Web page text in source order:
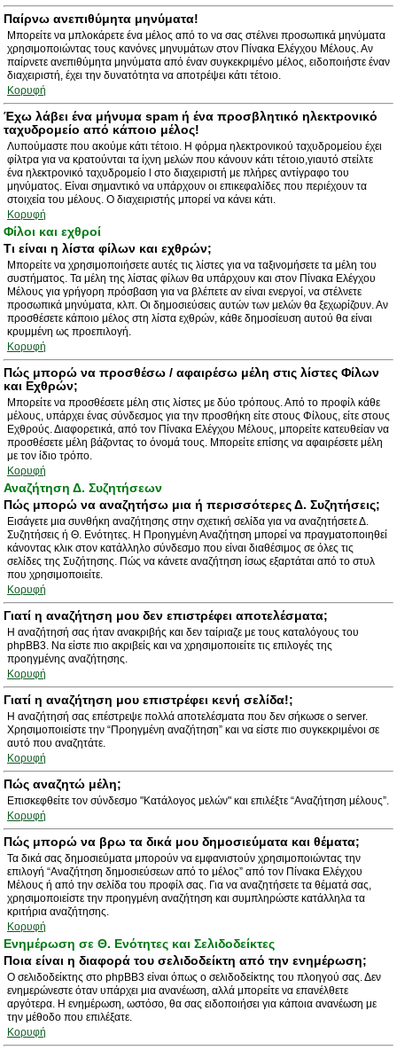
Παίρνω ανεπιθύμητα μηνύματα!
Μπορείτε να μπλοκάρετε ένα μέλος από το να σας στέλνει προσωπικά μηνύματα
χρησιμοποιώντας τους κανόνες μηνυμάτων στον Πίνακα Ελέγχου Μέλους. Αν
παίρνετε ανεπιθύμητα μηνύματα από έναν συγκεκριμένο μέλος, ειδοποιήστε έναν
διαχειριστή, έχει την δυνατότητα να αποτρέψει κάτι τέτοιο.
Κορυφή
Έχω λάβει ένα μήνυμα spam ή ένα προσβλητικό ηλεκτρονικό
ταχυδρομείο από κάποιο μέλος!
Λυπούμαστε που ακούμε κάτι τέτοιο. Η φόρμα ηλεκτρονικού ταχυδρομείου έχει
φίλτρα για να κρατούνται τα ίχνη μελών που κάνουν κάτι τέτοιο,γιαυτό στείλτε
ένα ηλεκτρονικό ταχυδρομείο l στο διαχειριστή με πλήρες αντίγραφο του
μηνύματος. Είναι σημαντικό να υπάρχουν οι επικεφαλίδες που περιέχουν τα
στοιχεία του μέλους. Ο διαχειριστής μπορεί να κάνει κάτι.
Κορυφή
Φίλοι και εχθροί
Τι είναι η λίστα φίλων και εχθρών;
Μπορείτε να χρησιμοποιήσετε αυτές τις λίστες για να ταξινομήσετε τα μέλη του
συστήματος. Τα μέλη της λίστας φίλων θα υπάρχουν και στον Πίνακα Ελέγχου
Μέλους για γρήγορη πρόσβαση για να βλέπετε αν είναι ενεργοί, να στέλνετε
προσωπικά μηνύματα, κλπ. Οι δημοσιεύσεις αυτών των μελών θα ξεχωρίζουν. Αν
προσθέσετε κάποιο μέλος στη λίστα εχθρών, κάθε δημοσίευση αυτού θα είναι
κρυμμένη ως προεπιλογή.
Κορυφή
Πώς μπορώ να προσθέσω / αφαιρέσω μέλη στις λίστες Φίλων
και Εχθρών;
Μπορείτε να προσθέσετε μέλη στις λίστες με δύο τρόπους. Από το προφίλ κάθε
μέλους, υπάρχει ένας σύνδεσμος για την προσθήκη είτε στους Φίλους, είτε στους
Εχθρούς. Διαφορετικά, από τον Πίνακα Ελέγχου Μέλους, μπορείτε κατευθείαν να
προσθέσετε μέλη βάζοντας το όνομά τους. Μπορείτε επίσης να αφαιρέσετε μέλη
με τον ίδιο τρόπο.
Κορυφή
Αναζήτηση Δ. Συζητήσεων
Πώς μπορώ να αναζητήσω μια ή περισσότερες Δ. Συζητήσεις;
Εισάγετε μια συνθήκη αναζήτησης στην σχετική σελίδα για να αναζητήσετε Δ.
Συζητήσεις ή Θ. Ενότητες. Η Προηγμένη Αναζήτηση μπορεί να πραγματοποιηθεί
κάνοντας κλικ στον κατάλληλο σύνδεσμο που είναι διαθέσιμος σε όλες τις
σελίδες της Συζήτησης. Πώς να κάνετε αναζήτηση ίσως εξαρτάται από το στυλ
που χρησιμοποιείτε.
Κορυφή
Γιατί η αναζήτηση μου δεν επιστρέφει αποτελέσματα;
Η αναζήτησή σας ήταν ανακριβής και δεν ταίριαζε με τους καταλόγους του
phpBB3. Να είστε πιο ακριβείς και να χρησιμοποιείτε τις επιλογές της
προηγμένης αναζήτησης.
Κορυφή
Γιατί η αναζήτηση μου επιστρέφει κενή σελίδα!;
Η αναζήτησή σας επέστρεψε πολλά αποτελέσματα που δεν σήκωσε ο server.
Χρησιμοποιείστε την “Προηγμένη αναζήτηση” και να είστε πιο συγκεκριμένοι σε
αυτό που αναζητάτε.
Κορυφή
Πώς αναζητώ μέλη;
Επισκεφθείτε τον σύνδεσμο "Κατάλογος μελών" και επιλέξτε “Αναζήτηση μέλους”.
Κορυφή
Πώς μπορώ να βρω τα δικά μου δημοσιεύματα και θέματα;
Τα δικά σας δημοσιεύματα μπορούν να εμφανιστούν χρησιμοποιώντας την
επιλογή “Αναζήτηση δημοσιεύσεων από το μέλος” από τον Πίνακα Ελέγχου
Μέλους ή από την σελίδα του προφίλ σας. Για να αναζητήσετε τα θέματά σας,
χρησιμοποιείστε την προηγμένη αναζήτηση και συμπληρώστε κατάλληλα τα
κριτήρια αναζήτησης.
Κορυφή
Ενημέρωση σε Θ. Ενότητες και Σελιδοδείκτες
Ποια είναι η διαφορά του σελιδοδείκτη από την ενημέρωση;
Ο σελιδοδείκτης στο phpBB3 είναι όπως ο σελιδοδείκτης του πλοηγού σας. Δεν
ενημερώνεστε όταν υπάρχει μια ανανέωση, αλλά μπορείτε να επανέλθετε
αργότερα. Η ενημέρωση, ωστόσο, θα σας ειδοποιήσει για κάποια ανανέωση με
την μέθοδο που επιλέξατε.
Κορυφή